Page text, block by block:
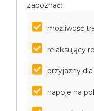
zapoznać:
możliwość
relaksujący
przyjazny
napoje na